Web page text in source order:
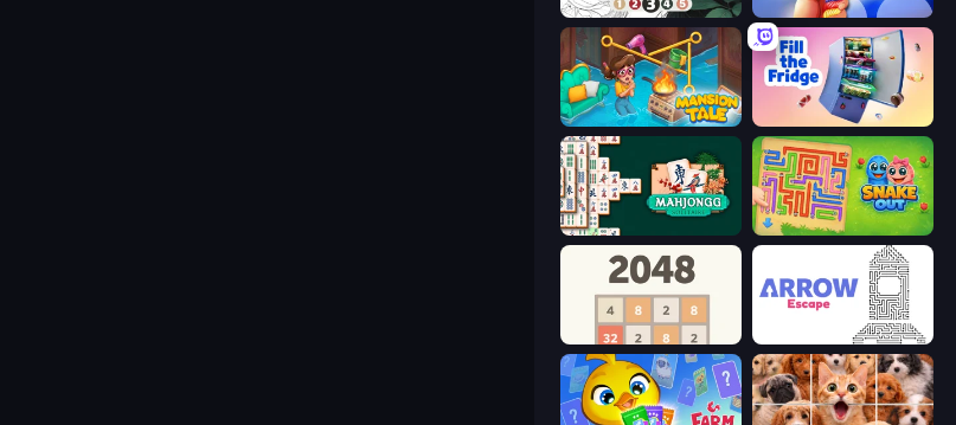
Numicolor Twisted Tangle
Mansion Tale: Merge Secrets Fill The Fridge
Mahjongg Solitaire Snake Out: Maze Escape
2048 Arrow Escape